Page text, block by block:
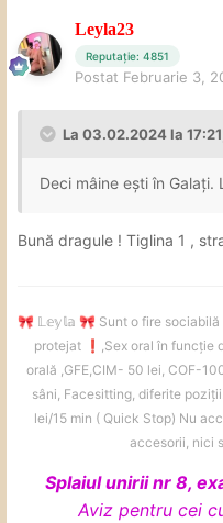
Leyla23
Reputație: 4851
Postat Februarie 3,
La 03.02.2024 la
Deci mâine ești în Galați.
Bună dragule ! Tiglina 1 ,
🎀 𝕃𝕖𝕪𝕝𝕒 🎀 Sunt o fire
protejat
❗ ️,Sex oral în funcție
orală ,GFE,CIM- 50 lei, COF-
sâni, Facesitting, diferite
lei/15 min ( Quick Stop) Nu
accesorii, nici
Splaiul unirii nr 8,
Aviz pentru cei cu